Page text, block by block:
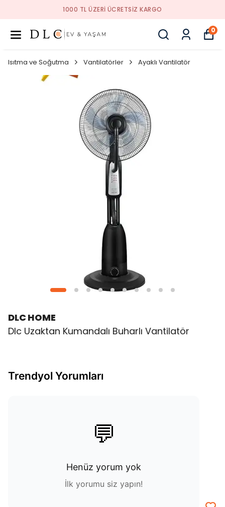
1000 TL ÜZERI ÜCRETSIZ KARGO
0
Isıtma ve Soğutma Vantilatörler Ayaklı Vantilatör
DLC HOME
Dlc Uzaktan Kumandalı Buharlı Vantilatör
Trendyol Yorumları
💬
Henüz yorum yok
İlk yorumu siz yapın!